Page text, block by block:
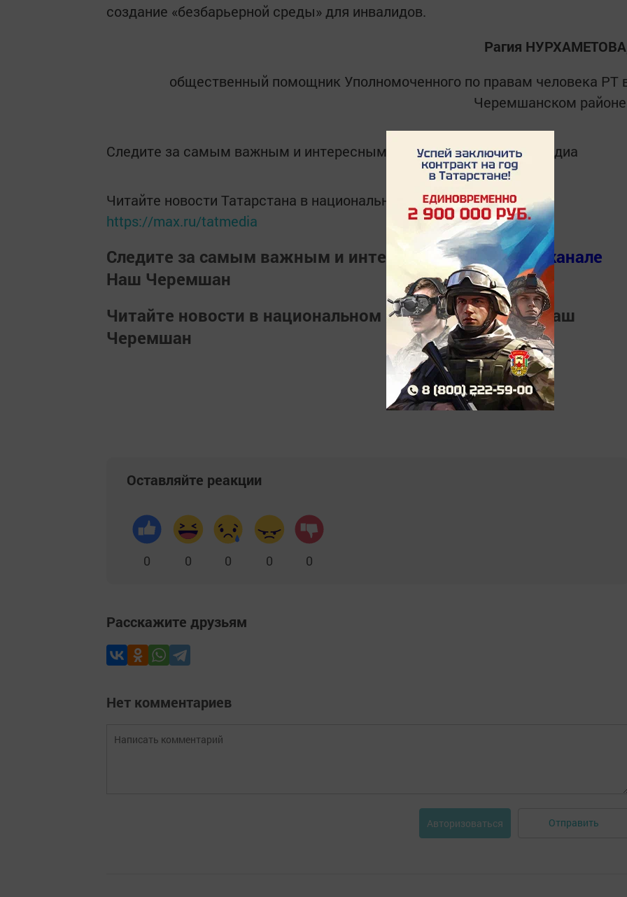
создание «безбарьерной среды» для инвалидов.
Рагия
общественный помощник Уполномоченного по правам человека РТ
Черемшанском
Следите за самым важным и интересным в Telegram-каналеТатмедиа
Читайте новости Татарстана в национальном мессенджере MАХ:
https://max.ru/tatmedia
Следите за самым важным и интересным вТелеграм канале
Наш Черемшан
Читайте новости в национальном мессенджереMАХНаш
Черемшан
Оставляйте реакции
0 0 0 0 0
Расскажите друзьям
Нет комментариев
Авторизоваться Отправить